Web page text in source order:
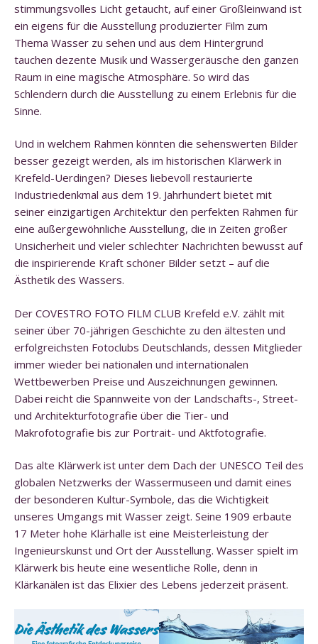
stimmungsvolles Licht getaucht, auf einer Großleinwand ist
ein eigens für die Ausstellung produzierter Film zum
Thema Wasser zu sehen und aus dem Hintergrund
tauchen dezente Musik und Wassergeräusche den ganzen
Raum in eine magische Atmosphäre. So wird das
Schlendern durch die Ausstellung zu einem Erlebnis für die
Sinne.
Und in welchem Rahmen könnten die sehenswerten Bilder
besser gezeigt werden, als im historischen Klärwerk in
Krefeld-Uerdingen? Dieses liebevoll restaurierte
Industriedenkmal aus dem 19. Jahrhundert bietet mit
seiner einzigartigen Architektur den perfekten Rahmen für
eine außergewöhnliche Ausstellung, die in Zeiten großer
Unsicherheit und vieler schlechter Nachrichten bewusst auf
die inspirierende Kraft schöner Bilder setzt – auf die
Ästhetik des Wassers.
Der COVESTRO FOTO FILM CLUB Krefeld e.V. zählt mit
seiner über 70-jährigen Geschichte zu den ältesten und
erfolgreichsten Fotoclubs Deutschlands, dessen Mitglieder
immer wieder bei nationalen und internationalen
Wettbewerben Preise und Auszeichnungen gewinnen.
Dabei reicht die Spannweite von der Landschafts-, Street-
und Architekturfotografie über die Tier- und
Makrofotografie bis zur Portrait- und Aktfotografie.
Das alte Klärwerk ist unter dem Dach der UNESCO Teil des
globalen Netzwerks der Wassermuseen und damit eines
der besonderen Kultur-Symbole, das die Wichtigkeit
unseres Umgangs mit Wasser zeigt. Seine 1909 erbaute
17 Meter hohe Klärhalle ist eine Meisterleistung der
Ingenieurskunst und Ort der Ausstellung. Wasser spielt im
Klärwerk bis heute eine wesentliche Rolle, denn in
Klärkanälen ist das Elixier des Lebens jederzeit präsent.